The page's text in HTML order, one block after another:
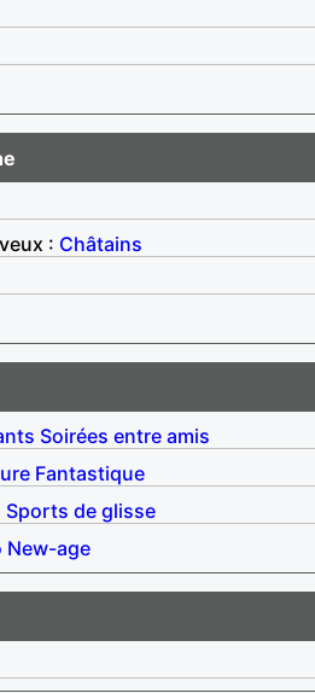
: Châtains
Soirées entre amis
Fantastique
Sports de glisse
New-age